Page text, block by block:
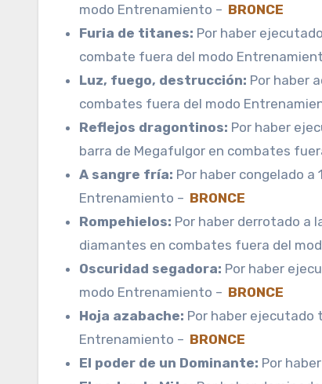
modo Entrenamiento – BRONCE
Furia de titanes: Por haber
combate fuera del modo
Luz, fuego, destrucción: Por haber
combates fuera del modo
Reflejos dragontinos: Por haber
barra de Megafulgor en combates
A sangre fría: Por haber congelado
Entrenamiento – BRONCE
Rompehielos: Por haber derrotado a
diamantes en combates fuera del
Oscuridad segadora: Por haber
modo Entrenamiento – BRONCE
Hoja azabache: Por haber ejecutado
Entrenamiento – BRONCE
El poder de un Dominante: Por